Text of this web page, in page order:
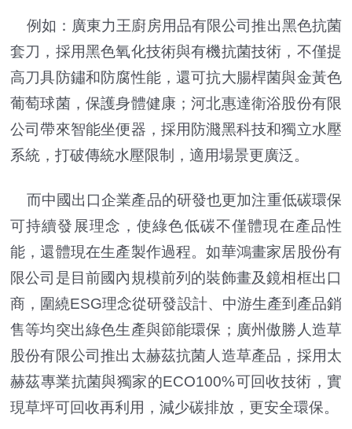
例如：廣東力王廚房用品有限公司推出黑色抗菌
套刀，採用黑色氧化技術與有機抗菌技術，不僅提
高刀具防鏽和防腐性能，還可抗大腸桿菌與金黃色
葡萄球菌，保護身體健康；河北惠達衛浴股份有限
公司帶來智能坐便器，採用防濺黑科技和獨立水壓
系統，打破傳統水壓限制，適用場景更廣泛。
而中國出口企業產品的研發也更加注重低碳環保
可持續發展理念，使綠色低碳不僅體現在產品性
能，還體現在生產製作過程。如華鴻畫家居股份有
限公司是目前國內規模前列的裝飾畫及鏡相框出口
商，圍繞ESG理念從研發設計、中游生產到產品銷
售等均突出綠色生產與節能環保；廣州傲勝人造草
股份有限公司推出太赫茲抗菌人造草產品，採用太
赫茲專業抗菌與獨家的ECO100%可回收技術，實
現草坪可回收再利用，減少碳排放，更安全環保。